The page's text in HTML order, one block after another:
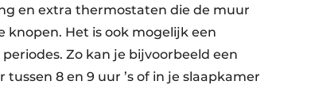
en extra thermostaten die de muur
knopen. Het is ook mogelijk een
Zo kan je bijvoorbeeld een
8 en 9 uur ’s of in je slaapkamer